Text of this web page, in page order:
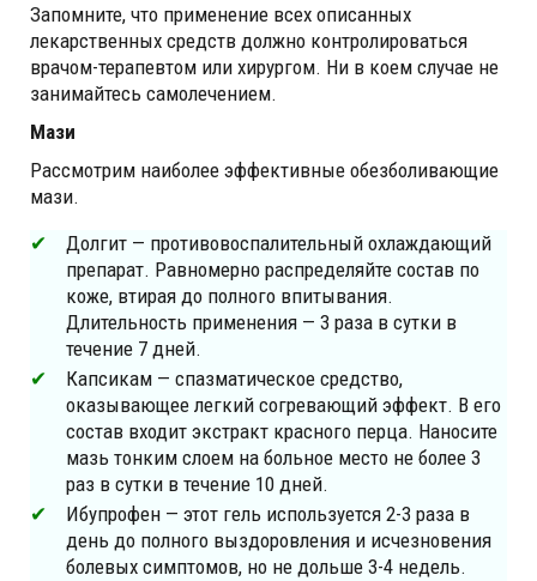
Запомните, что применение всех описанных
лекарственных средств должно контролироваться
врачом-терапевтом или хирургом. Ни в коем случае не
занимайтесь самолечением.
Мази
Рассмотрим наиболее эффективные обезболивающие
мази.
Долгит — противовоспалительный охлаждающий
препарат. Равномерно распределяйте состав по
коже, втирая до полного впитывания.
Длительность применения — 3 раза в сутки в
течение 7 дней.
Капсикам — спазматическое средство,
оказывающее легкий согревающий эффект. В его
состав входит экстракт красного перца. Наносите
мазь тонким слоем на больное место не более 3
раз в сутки в течение 10 дней.
Ибупрофен — этот гель используется 2-3 раза в
день до полного выздоровления и исчезновения
болевых симптомов, но не дольше 3-4 недель.